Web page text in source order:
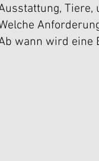
Tiere,
wann wird eine